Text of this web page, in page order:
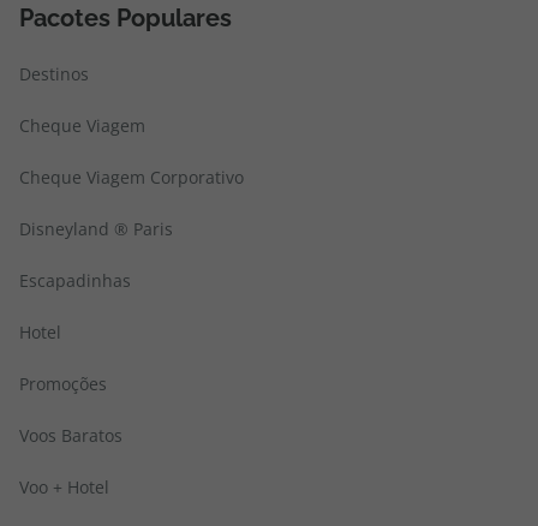
Pacotes Populares
Destinos
Cheque Viagem
Cheque Viagem Corporativo
Disneyland ® Paris
Escapadinhas
Hotel
Promoções
Voos Baratos
Voo + Hotel